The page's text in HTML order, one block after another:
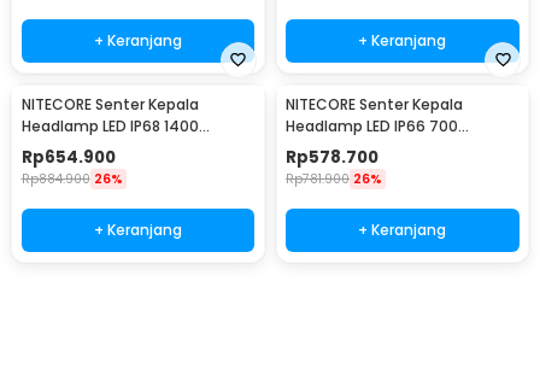
+ Keranjang + Keranjang
NITECORE Senter Kepala
Headlamp LED IP68 1400
Lumens - NU43
Rp654.900
Rp884.900 26%
+ Keranjang
NITECORE Senter Kepala
Headlamp LED IP66 700
Lumens - NU33
Rp578.700
Rp781.900 26%
+ Keranjang